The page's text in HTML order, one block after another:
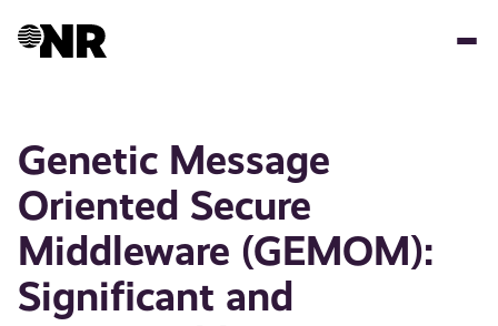
Genetic Message
Oriented Secure
Middleware (GEMOM):
Significant and